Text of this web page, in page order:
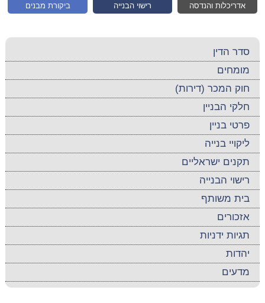
ביקורת מבנים רישוי הבנייה אדריכלות והנדסה
סדר הדין
מומחים
חוק המכר (דירות)
חלקי הבניין
פרטי בניין
ליקויי בנייה
תקנים ישראליים
רישוי הבנייה
בית משותף
אזכורים
תגיות ידניות
יהדות
מדעים